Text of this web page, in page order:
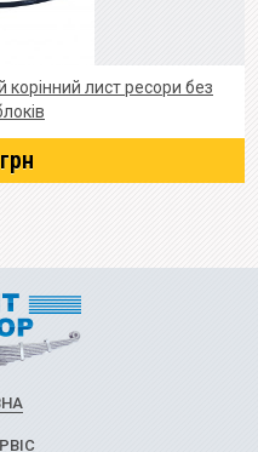
корінний лист ресори без
грн